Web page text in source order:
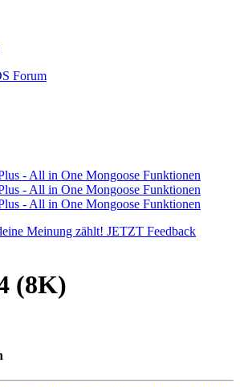
Forum
Meinung zählt! JETZT Feedback
(8K)